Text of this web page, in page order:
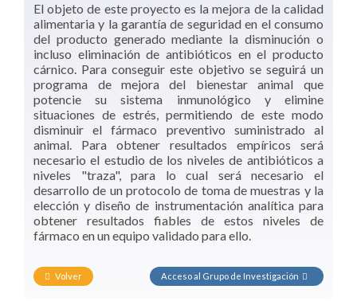
El objeto de este proyecto es la mejora de la calidad
alimentaria y la garantía de seguridad en el consumo
del producto generado mediante la disminución o
incluso eliminación de antibióticos en el producto
cárnico. Para conseguir este objetivo se seguirá un
programa de mejora del bienestar animal que
potencie su sistema inmunológico y elimine
situaciones de estrés, permitiendo de este modo
disminuir el fármaco preventivo suministrado al
animal. Para obtener resultados empíricos ser
necesario el estudio de los niveles de antibióticos a
niveles "traza", para lo cual será necesario el
desarrollo de un protocolo de toma de muestras y la
elección y diseño de instrumentación analítica para
obtener resultados fiables de estos niveles de
fármaco en un equipo validado para ello.
Volver Acceso al Grupo de Investigación